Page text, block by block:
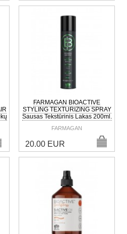
FARMAGAN BIOACTIVE
STYLING TEXTURIZING SPRAY
Sausas Tekstūrinis Lakas 200ml.
FARMAGAN
20.00 EUR